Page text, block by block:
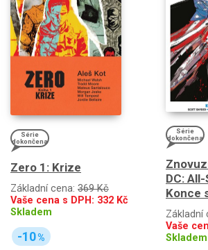
Série
dokončena
Zero 1: Krize
Základní cena: 369 Kč
Vaše cena s DPH: 332 Kč
Skladem
-10%
Série
dokončena
DC:
Konce
Základní
Vaše
Skladem